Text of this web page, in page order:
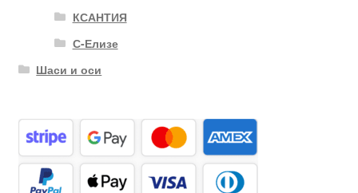
КСАНТИЯ
С-Елизе
Шаси и оси